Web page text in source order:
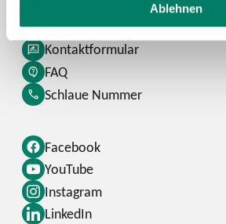
Ablehnen
Facebook
YouTube
Instagram
LinkedIn
Kontaktformular
FAQ
Schlaue Nummer